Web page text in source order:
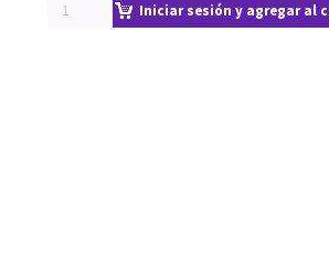
Iniciar sesión y agregar al